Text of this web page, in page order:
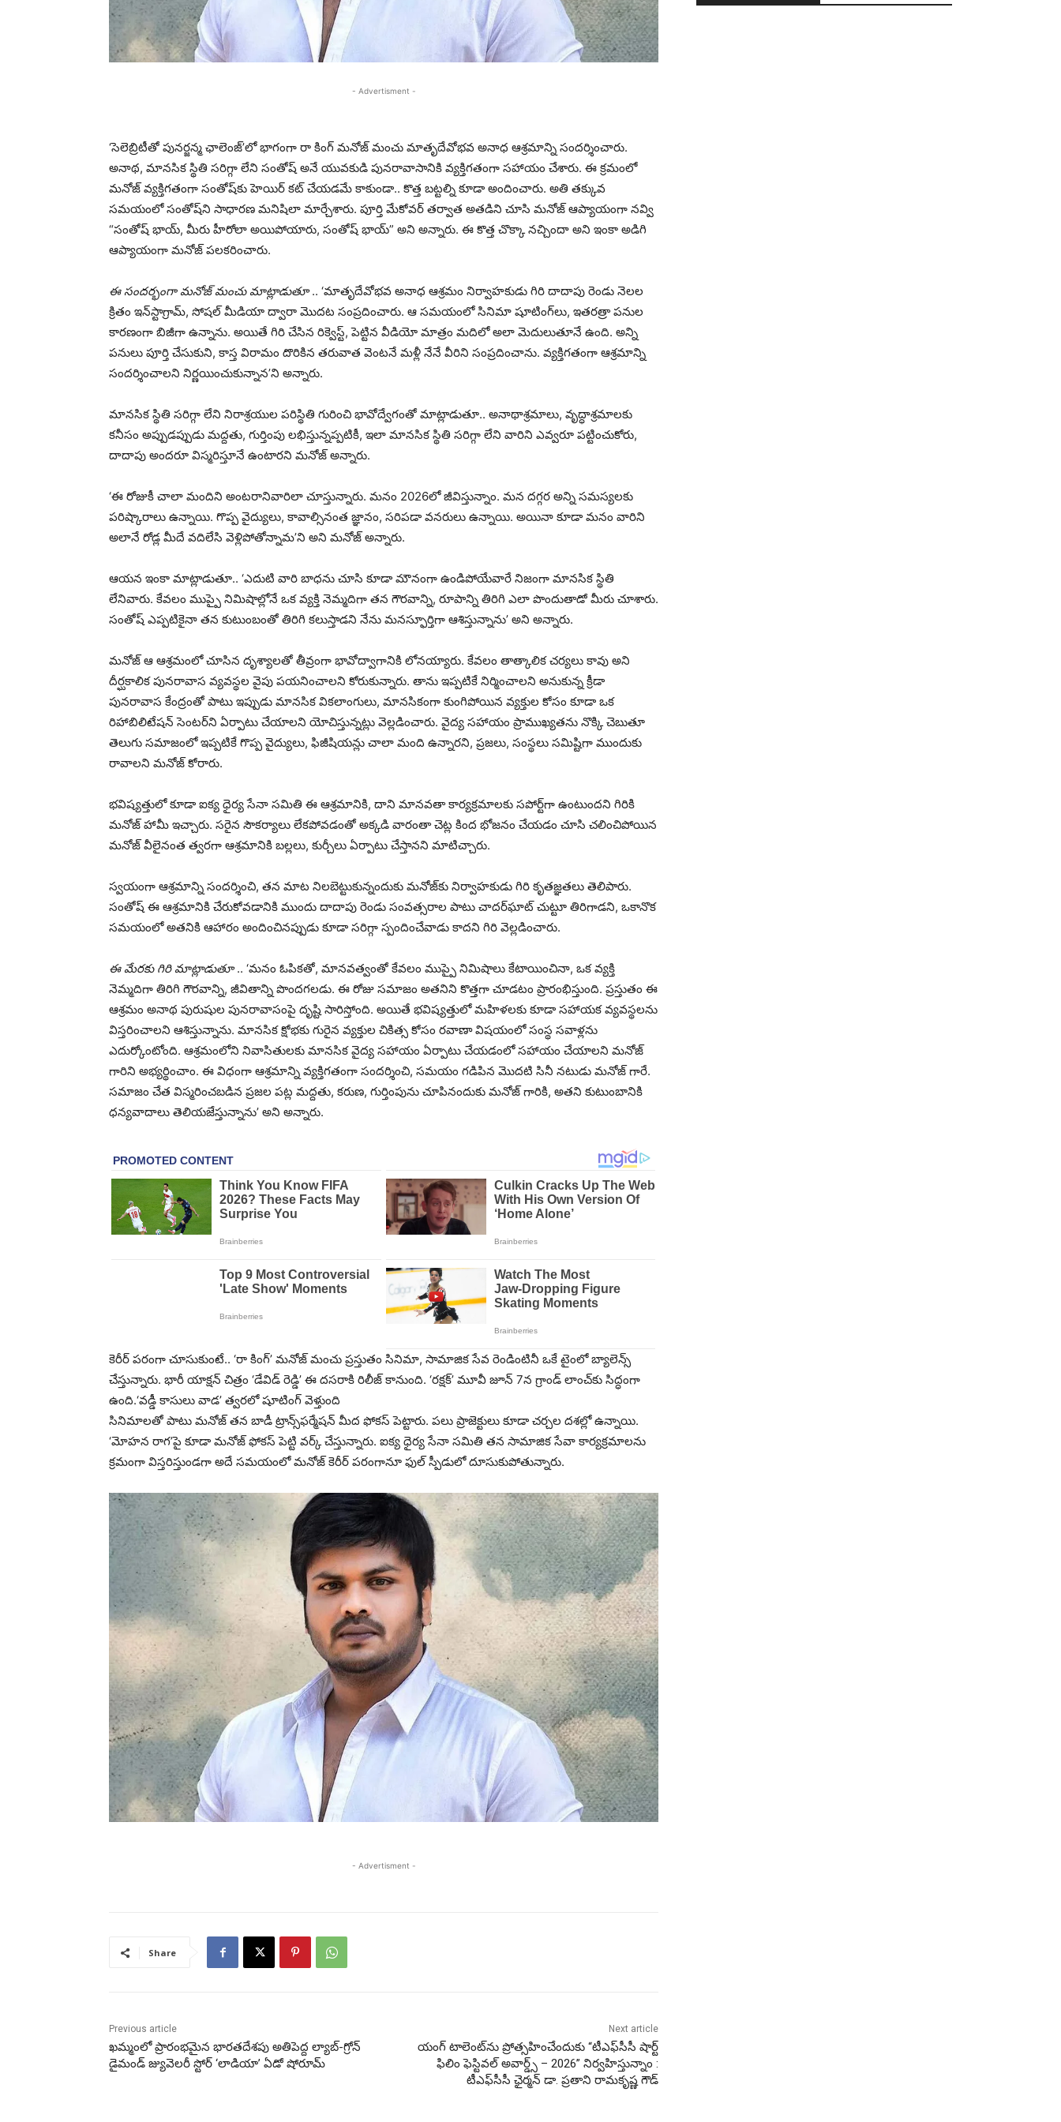
- Advertisment -
‘సెలెబ్రిటీతో పునర్జన్మ ఛాలెంజ్’లో భాగంగా రా కింగ్ మనోజ్ మంచు మాతృదేవోభవ అనాధ ఆశ్రమాన్ని సందర్శించారు.
అనాథ, మానసిక స్థితి సరిగ్గా లేని సంతోష్ అనే యువకుడి పునరావాసానికి వ్యక్తిగతంగా సహాయం చేశారు. ఈ క్రమంలో
మనోజ్ వ్యక్తిగతంగా సంతోష్‌కు హెయిర్ కట్ చేయడమే కాకుండా.. కొత్త బట్టల్ని కూడా అందించారు. అతి తక్కువ
సమయంలో సంతోష్‌ని సాధారణ మనిషిలా మార్చేశారు. పూర్తి మేకోవర్ తర్వాత అతడిని చూసి మనోజ్ ఆప్యాయంగా నవ్వి
“సంతోష్ భాయ్, మీరు హీరోలా అయిపోయారు, సంతోష్ భాయ్” అని అన్నారు. ఈ కొత్త చొక్కా నచ్చిందా అని ఇంకా అడిగి
ఆప్యాయంగా మనోజ్ పలకరించారు.
ఈ సందర్భంగా మనోజ్ మంచు మాట్లాడుతూ.. ‘మాతృదేవోభవ అనాధ ఆశ్రమం నిర్వాహకుడు గిరి దాదాపు రెండు నెలల
క్రితం ఇన్‌స్టాగ్రామ్, సోషల్ మీడియా ద్వారా మొదట సంప్రదించారు. ఆ సమయంలో సినిమా షూటింగ్‌లు, ఇతరత్రా పనుల
కారణంగా బిజీగా ఉన్నాను. అయితే గిరి చేసిన రిక్వెస్ట్, పెట్టిన వీడియో మాత్రం మదిలో అలా మెదులుతూనే ఉంది. అన్ని
పనులు పూర్తి చేసుకుని, కాస్త విరామం దొరికిన తరువాత వెంటనే మళ్లీ నేనే వీరిని సంప్రదించాను. వ్యక్తిగతంగా ఆశ్రమాన్ని
సందర్శించాలని నిర్ణయించుకున్నాన’ని అన్నారు.
మానసిక స్థితి సరిగ్గా లేని నిరాశ్రయుల పరిస్థితి గురించి భావోద్వేగంతో మాట్లాడుతూ.. అనాథాశ్రమాలు, వృద్ధాశ్రమాలకు
కనీసం అప్పుడప్పుడు మద్దతు, గుర్తింపు లభిస్తున్నప్పటికీ, ఇలా మానసిక స్థితి సరిగ్గా లేని వారిని ఎవ్వరూ పట్టించుకోరు,
దాదాపు అందరూ విస్మరిస్తూనే ఉంటారని మనోజ్ అన్నారు.
‘ఈ రోజుకీ చాలా మందిని అంటరానివారిలా చూస్తున్నారు. మనం 2026లో జీవిస్తున్నాం. మన దగ్గర అన్ని సమస్యలకు
పరిష్కారాలు ఉన్నాయి. గొప్ప వైద్యులు, కావాల్సినంత జ్ఞానం, సరిపడా వనరులు ఉన్నాయి. అయినా కూడా మనం వారిని
అలానే రోడ్ల మీదే వదిలేసి వెళ్లిపోతోన్నామ’ని అని మనోజ్ అన్నారు.
ఆయన ఇంకా మాట్లాడుతూ.. ‘ఎదుటి వారి బాధను చూసి కూడా మౌనంగా ఉండిపోయేవారే నిజంగా మానసిక స్థితి
లేనివారు. కేవలం ముప్పై నిమిషాల్లోనే ఒక వ్యక్తి నెమ్మదిగా తన గౌరవాన్ని, రూపాన్ని తిరిగి ఎలా పొందుతాడో మీరు చూశారు.
సంతోష్ ఎప్పటికైనా తన కుటుంబంతో తిరిగి కలుస్తాడని నేను మనస్ఫూర్తిగా ఆశిస్తున్నాను’ అని అన్నారు.
మనోజ్ ఆ ఆశ్రమంలో చూసిన దృశ్యాలతో తీవ్రంగా భావోద్వాగానికి లోనయ్యారు. కేవలం తాత్కాలిక చర్యలు కావు అని
దీర్ఘకాలిక పునరావాస వ్యవస్థల వైపు పయనించాలని కోరుకున్నారు. తాను ఇప్పటికే నిర్మించాలని అనుకున్న క్రీడా
పునరావాస కేంద్రంతో పాటు ఇప్పుడు మానసిక వికలాంగులు, మానసికంగా కుంగిపోయిన వ్యక్తుల కోసం కూడా ఒక
రిహాబిలిటేషన్ సెంటర్‌ని ఏర్పాటు చేయాలని యోచిస్తున్నట్లు వెల్లడించారు. వైద్య సహాయం ప్రాముఖ్యతను నొక్కి చెబుతూ
తెలుగు సమాజంలో ఇప్పటికే గొప్ప వైద్యులు, ఫిజీషియన్లు చాలా మంది ఉన్నారని, ప్రజలు, సంస్థలు సమిష్టిగా ముందుకు
రావాలని మనోజ్ కోరారు.
భవిష్యత్తులో కూడా ఐక్య ధైర్య సేనా సమితి ఈ ఆశ్రమానికి, దాని మానవతా కార్యక్రమాలకు సపోర్ట్‌గా ఉంటుందని గిరికి
మనోజ్ హామీ ఇచ్చారు. సరైన సౌకర్యాలు లేకపోవడంతో అక్కడి వారంతా చెట్ల కింద భోజనం చేయడం చూసి చలించిపోయిన
మనోజ్ వీలైనంత త్వరగా ఆశ్రమానికి బల్లలు, కుర్చీలు ఏర్పాటు చేస్తానని మాటిచ్చారు.
స్వయంగా ఆశ్రమాన్ని సందర్శించి, తన మాట నిలబెట్టుకున్నందుకు మనోజ్‌కు నిర్వాహకుడు గిరి కృతజ్ఞతలు తెలిపారు.
సంతోష్ ఈ ఆశ్రమానికి చేరుకోవడానికి ముందు దాదాపు రెండు సంవత్సరాల పాటు చాదర్‌ఘాట్ చుట్టూ తిరిగాడని, ఒకానొక
సమయంలో అతనికి ఆహారం అందించినప్పుడు కూడా సరిగ్గా స్పందించేవాడు కాదని గిరి వెల్లడించారు.
ఈ మేరకు గిరి మాట్లాడుతూ.. ‘మనం ఓపికతో, మానవత్వంతో కేవలం ముప్పై నిమిషాలు కేటాయించినా, ఒక వ్యక్తి
నెమ్మదిగా తిరిగి గౌరవాన్ని, జీవితాన్ని పొందగలడు. ఈ రోజు సమాజం అతనిని కొత్తగా చూడటం ప్రారంభిస్తుంది. ప్రస్తుతం ఈ
ఆశ్రమం అనాథ పురుషుల పునరావాసంపై దృష్టి సారిస్తోంది. అయితే భవిష్యత్తులో మహిళలకు కూడా సహాయక వ్యవస్థలను
విస్తరించాలని ఆశిస్తున్నాను. మానసిక క్షోభకు గురైన వ్యక్తుల చికిత్స కోసం రవాణా విషయంలో సంస్థ సవాళ్లను
ఎదుర్కోంటోంది. ఆశ్రమంలోని నివాసితులకు మానసిక వైద్య సహాయం ఏర్పాటు చేయడంలో సహాయం చేయాలని మనోజ్
గారిని అభ్యర్థించాం. ఈ విధంగా ఆశ్రమాన్ని వ్యక్తిగతంగా సందర్శించి, సమయం గడిపిన మొదటి సినీ నటుడు మనోజ్ గారే.
సమాజం చేత విస్మరించబడిన ప్రజల పట్ల మద్దతు, కరుణ, గుర్తింపును చూపినందుకు మనోజ్ గారికి, అతని కుటుంబానికి
ధన్యవాదాలు తెలియజేస్తున్నాను’ అని అన్నారు.
కెరీర్ పరంగా చూసుకుంటే.. ‘రా కింగ్’ మనోజ్ మంచు ప్రస్తుతం సినిమా, సామాజిక సేవ రెండింటినీ ఒకే టైంలో బ్యాలెన్స్
చేస్తున్నారు. భారీ యాక్షన్ చిత్రం ‘డేవిడ్ రెడ్డి’ ఈ దసరాకి రిలీజ్ కానుంది. ‘రక్షక్’ మూవీ జూన్ 7న గ్రాండ్ లాంచ్‌కు సిద్ధంగా
ఉంది.‘వడ్డీ కాసులు వాడ’ త్వరలో షూటింగ్ వెళ్తుంది
సినిమాలతో పాటు మనోజ్ తన బాడీ ట్రాన్స్‌ఫర్మేషన్ మీద ఫోకస్ పెట్టారు. పలు ప్రాజెక్టులు కూడా చర్చల దశల్లో ఉన్నాయి.
‘మోహన రాగ’పై కూడా మనోజ్ ఫోకస్ పెట్టి వర్క్ చేస్తున్నారు. ఐక్య ధైర్య సేనా సమితి తన సామాజిక సేవా కార్యక్రమాలను
క్రమంగా విస్తరిస్తుండగా అదే సమయంలో మనోజ్ కెరీర్ పరంగానూ ఫుల్ స్పీడులో దూసుకుపోతున్నారు.
- Advertisment -
Share
Previous article
ఖమ్మంలో ప్రారంభమైన భారతదేశపు అతిపెద్ద ల్యాబ్-గ్రోన్
డైమండ్ జ్యువెలరీ స్టోర్ ‘లాడియా’ ఏడో షోరూమ్
Next article
యంగ్ టాలెంట్‌ను ప్రోత్సహించేందుకు “టీఎఫ్‌సీసీ షార్ట్
ఫిలిం ఫెస్టివల్ అవార్డ్స్ – 2026” నిర్వహిస్తున్నాం :
టీఎఫ్‌సీసీ ఛైర్మన్ డా. ప్రతాని రామకృష్ణ గౌడ్